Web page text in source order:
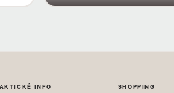
INFO SHOPPING